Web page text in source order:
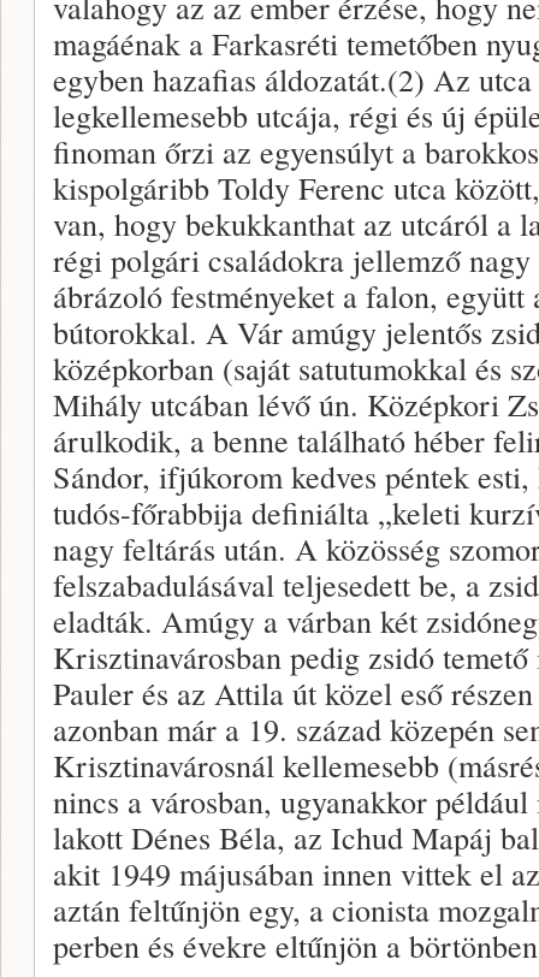
magáénak a Farkasréti temetőben
egyben hazafias áldozatát.(2) Az
legkellemesebb utcája, régi és új
finoman őrzi az egyensúlyt a
kispolgáribb Toldy Ferenc utca
van, hogy bekukkanthat az utcáról a
régi polgári családokra jellemző
ábrázoló festményeket a falon,
bútorokkal. A Vár amúgy jelentős
középkorban (saját satutumokkal és
Mihály utcában lévő ún. Középkori
árulkodik, a benne található héber
Sándor, ifjúkorom kedves péntek
tudós-főrabbija definiálta „keleti
nagy feltárás után. A közösség
felszabadulásával teljesedett be, a
eladták. Amúgy a várban két
Krisztinavárosban pedig zsidó
Pauler és az Attila út közel eső
azonban már a 19. század közepén
Krisztinavárosnál kellemesebb
nincs a városban, ugyanakkor
lakott Dénes Béla, az Ichud Mapáj
akit 1949 májusában innen vittek el
aztán feltűnjön egy, a cionista
perben és évekre eltűnjön a